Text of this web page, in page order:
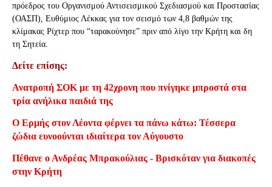
πρόεδρος του Οργανισμού Αντισεισμικού Σχεδιασμού και Προστασίας
(ΟΑΣΠ), Ευθύμιος Λέκκας για τον σεισμό των 4,8 βαθμών της
κλίμακας Ρίχτερ που “ταρακούνησε” πριν από λίγο την Κρήτη και δη
τη Σητεία.
Δείτε επίσης:
Ανατροπή ΣΟΚ με τη 42χρονη που πνίγηκε μπροστά στα
τρία ανήλικα παιδιά της
Ο Ερμής στον Λέοντα φέρνει τα πάνω κάτω: Τέσσερα
ζώδια ευνοούνται ιδιαίτερα τον Αύγουστο
Πέθανε ο Ανδρέας Μπρακούλιας - Βρισκόταν για διακοπές
στην Κρήτη